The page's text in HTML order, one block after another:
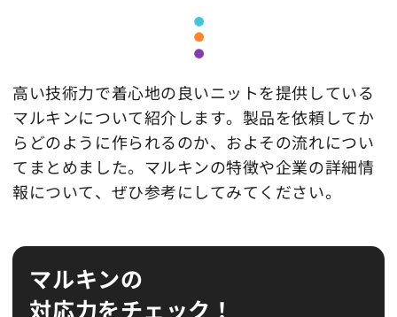
高い技術力で着心地の良いニットを提供している
マルキンについて紹介します。製品を依頼してか
らどのように作られるのか、およその流れについ
てまとめました。マルキンの特徴や企業の詳細情
報について、ぜひ参考にしてみてください。
マルキンの
対応力をチェック！